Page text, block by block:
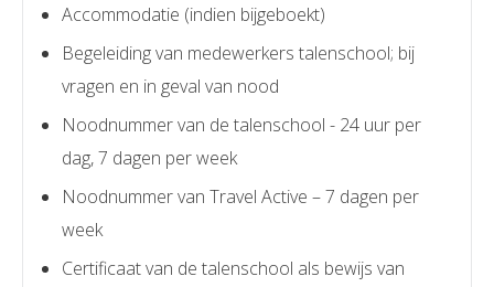
Accommodatie (indien bijgeboekt)
Begeleiding van medewerkers talenschool; bij
vragen en in geval van nood
Noodnummer van de talenschool - 24 uur per
dag, 7 dagen per week
Noodnummer van Travel Active – 7 dagen per
week
Certificaat van de talenschool als bewijs van